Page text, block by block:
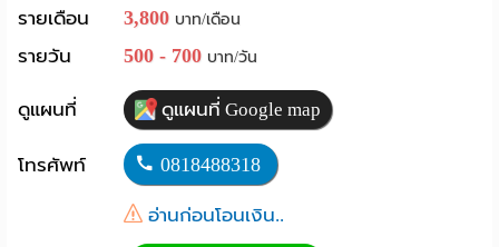
English
รายเดือน
3,800 บาท/เดือน
รายวัน 500 - 700 บาท/วัน
ดูแผนที่ ดูแผนที่ Google map
โทรศัพท์ 0818488318
อ่านก่อนโอนเงิน..